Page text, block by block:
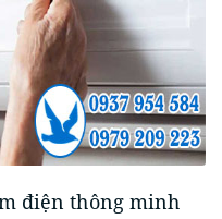
điện thông minh